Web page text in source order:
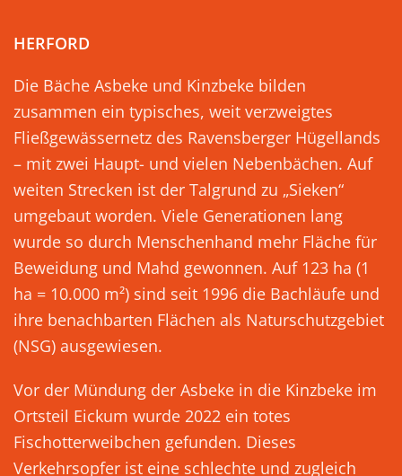
HERFORD
Die Bäche Asbeke und Kinzbeke bilden
zusammen ein typisches, weit verzweigtes
Fließgewässernetz des Ravensberger Hügellands
– mit zwei Haupt- und vielen Nebenbächen. Auf
weiten Strecken ist der Talgrund zu „Sieken“
umgebaut worden. Viele Generationen lang
wurde so durch Menschenhand mehr Fläche für
Beweidung und Mahd gewonnen. Auf 123 ha (1
ha = 10.000 m²) sind seit 1996 die Bachläufe und
ihre benachbarten Flächen als Naturschutzgebiet
(NSG) ausgewiesen.
Vor der Mündung der Asbeke in die Kinzbeke im
Ortsteil Eickum wurde 2022 ein totes
Fischotterweibchen gefunden. Dieses
Verkehrsopfer ist eine schlechte und zugleich